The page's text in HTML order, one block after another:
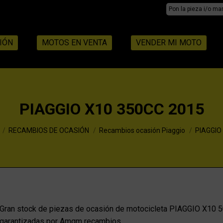
Search:
MOTOS EN VENTA VENDER MI MOTO
PIAGGIO X10 350CC 2015
RECAMBIOS DE OCASIÓN Recambios ocasión Piaggio
Gran stock de piezas de ocasión de motocicleta PIAGGIO X10